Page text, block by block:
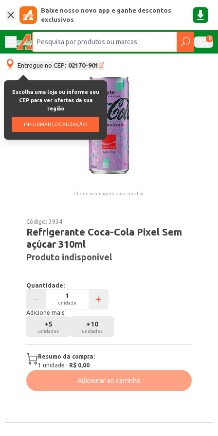
Baixe nosso novo app e ganhe descontos
exclusivos
0
Entregue no CEP: 02170-901
Escolha uma loja ou informe seu
CEP para ver ofertas da sua
região
INFORMAR LOCALIZAÇÃO
Clique na imagem para ampliar.
Código:3934
Refrigerante Coca-Cola Pixel Sem
açúcar 310ml
Produto indisponível
Quantidade:
unidade
Adicione mais:
+5
unidades
+10
unidades
Resumo da compra:
1 unidade · R$ 0,00
Adicionar ao carrinho